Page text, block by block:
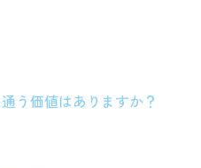
う価値はありますか？